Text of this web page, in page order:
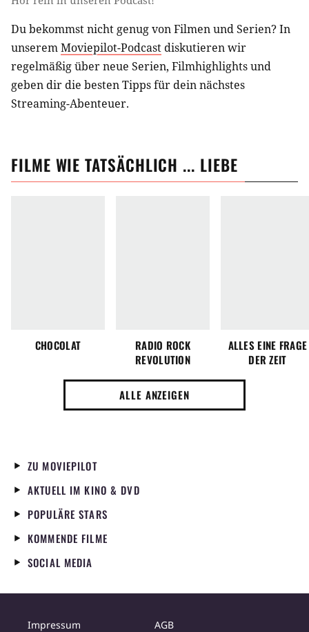
Du bekommst nicht genug von Filmen und Serien? In
unseremMoviepilot-Podcast diskutieren wir
regelmäßig über neue Serien, Filmhighlights und
geben dir die besten Tipps für dein nächstes
Streaming-Abenteuer.
FILME WIETATSÄCHLICH ... LIEBE
CHOCOLAT
RADIO ROCK
REVOLUTION
ALLES EINE FRAGE
DER ZEIT
ALLE ANZEIGEN
ZU MOVIEPILOT
AKTUELL IM KINO & DVD
POPULÄRE STARS
KOMMENDE FILME
SOCIAL MEDIA
Impressum AGB